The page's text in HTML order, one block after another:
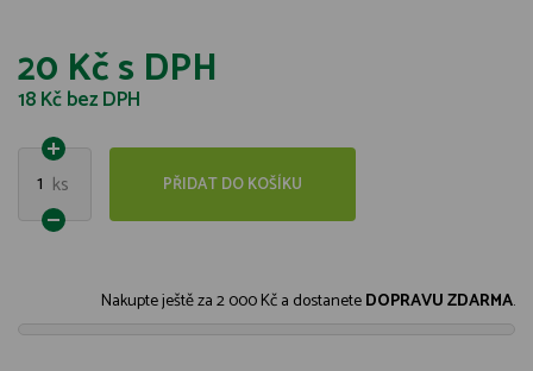
20 Kčs DPH
18 Kčbez DPH
1 ks PŘIDAT DO KOŠÍKU
Nakupte ještě za2 000 Kča dostaneteDOPRAVU ZDARMA.